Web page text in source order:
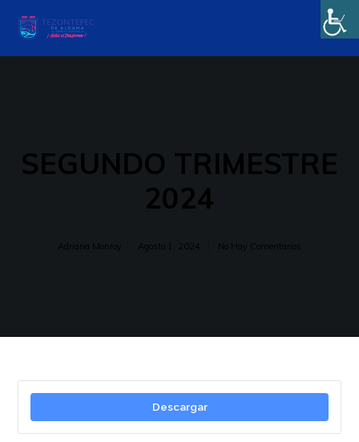
SEGUNDO TRIMESTRE
2024
Adriana Monroy Agosto 1, 2024 No Hay Comentarios
Descargar